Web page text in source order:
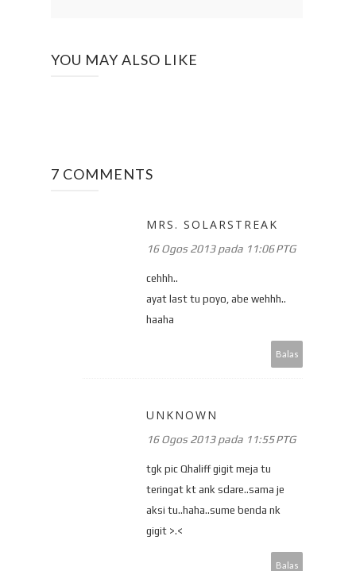
YOU MAY ALSO LIKE
7 COMMENTS
MRS. SOLARSTREAK
16 Ogos 2013 pada 11:06 PTG
cehhh..
ayat last tu poyo, abe wehhh..
haaha
Balas
UNKNOWN
16 Ogos 2013 pada 11:55 PTG
tgk pic Qhaliff gigit meja tu
teringat kt ank sdare..sama je
aksi tu..haha..sume benda nk
gigit >.<
Balas